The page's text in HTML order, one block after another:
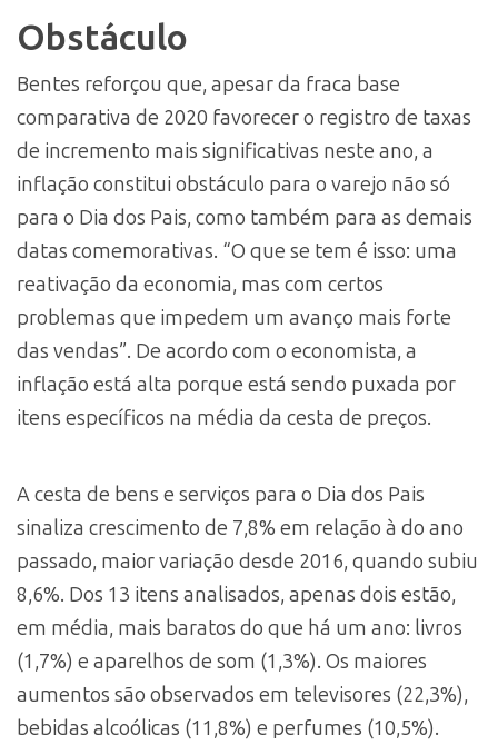
Obstáculo
Bentes reforçou que, apesar da fraca base
comparativa de 2020 favorecer o registro de taxas
de incremento mais significativas neste ano, a
inflação constitui obstáculo para o varejo não só
para o Dia dos Pais, como também para as demais
datas comemorativas. “O que se tem é isso: uma
reativação da economia, mas com certos
problemas que impedem um avanço mais forte
das vendas”. De acordo com o economista, a
inflação está alta porque está sendo puxada por
itens específicos na média da cesta de preços.
A cesta de bens e serviços para o Dia dos Pais
sinaliza crescimento de 7,8% em relação à do ano
passado, maior variação desde 2016, quando subiu
8,6%. Dos 13 itens analisados, apenas dois estão,
em média, mais baratos do que há um ano: livros
(1,7%) e aparelhos de som (1,3%). Os maiores
aumentos são observados em televisores (22,3%),
bebidas alcoólicas (11,8%) e perfumes (10,5%).